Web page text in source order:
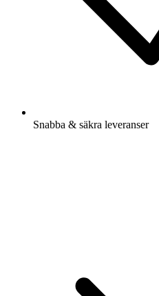
Snabba & säkra leveranser